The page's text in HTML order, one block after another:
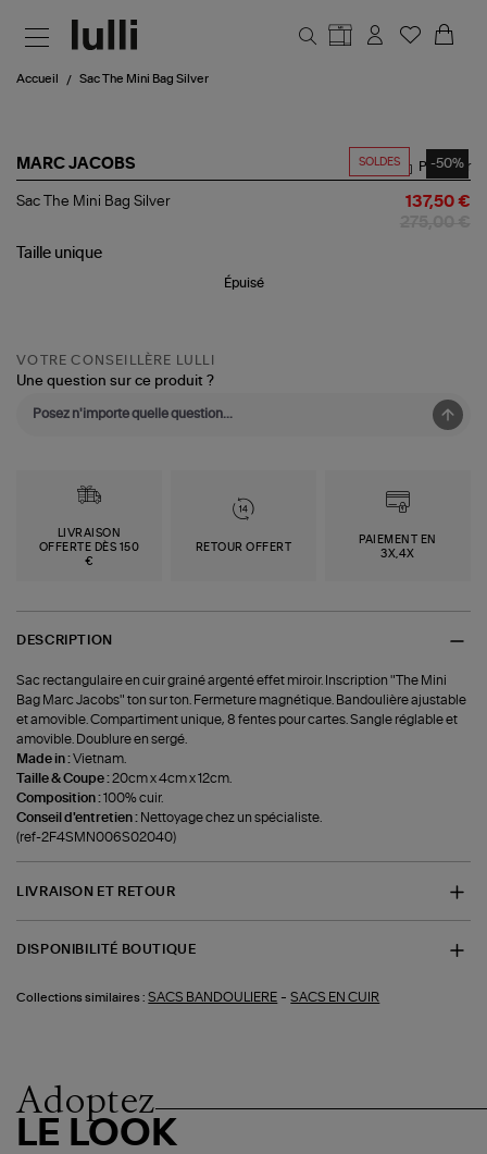
Accueil Sac The Mini Bag Silver
SOLDES -50%
MARC JACOBS
Sac
Bag
Partager
Sac The Mini Bag Silver 137,50 €
Taille unique
Épuisé
VOTRE CONSEILLÈRE LULLI
Une question sur ce produit ?
LIVRAISON
OFFERTE DÈS 150
€
RETOUR OFFERT
PAIEMENT EN
3X,4X
DESCRIPTION
Sac rectangulaire en cuir grainé argenté effet miroir. Inscription "The Mini
Bag Marc Jacobs" ton sur ton. Fermeture magnétique. Bandoulière ajustable
et amovible. Compartiment unique, 8 fentes pour cartes. Sangle réglable et
amovible. Doublure en sergé.
Made in :Vietnam.
Taille & Coupe :20cm x 4cm x 12cm.
Composition :100% cuir.
Conseil d'entretien : Nettoyage chez un spécialiste.
(ref-2F4SMN006S02040)
LIVRAISON ET RETOUR
DISPONIBILITÉ BOUTIQUE
Collections similaires : SACS BANDOULIERE -SACS EN CUIR
Adoptez
LE LOOK